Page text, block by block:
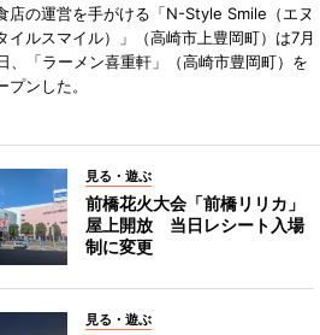
店の運営を手がける「N-Style Smile（エヌ
イルスマイル）」（高崎市上豊岡町）は7月
、「ラーメン喜重軒」（高崎市豊岡町）を
プンした。
見る・遊ぶ
前橋花火大会「前橋リリカ」
屋上開放 当日レシート入場
制に変更
見る・遊ぶ